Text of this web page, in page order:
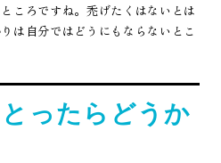
ころですね。禿げたくはないとは
は自分ではどうにもならないとこ
ったらどうか